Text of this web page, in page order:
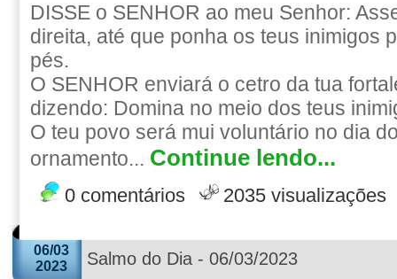
DISSE o SENHOR ao meu Senhor:
direita, até que ponha os teus inimigos
pés.
O SENHOR enviará o cetro da tua
dizendo: Domina no meio dos teus
O teu povo será mui voluntário no dia
ornamento... Continue lendo...
0 comentários 2035 visualizações
06/03
2023
Salmo do Dia - 06/03/2023